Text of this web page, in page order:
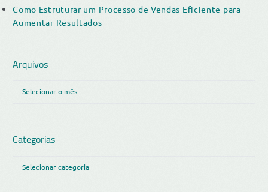
Como Estruturar um Processo de Vendas Eficiente para
Aumentar Resultados
Arquivos
Categorias